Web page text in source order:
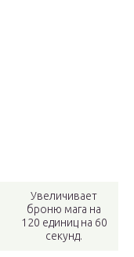
Увеличивает
броню мага на
120 единиц на 60
секунд.